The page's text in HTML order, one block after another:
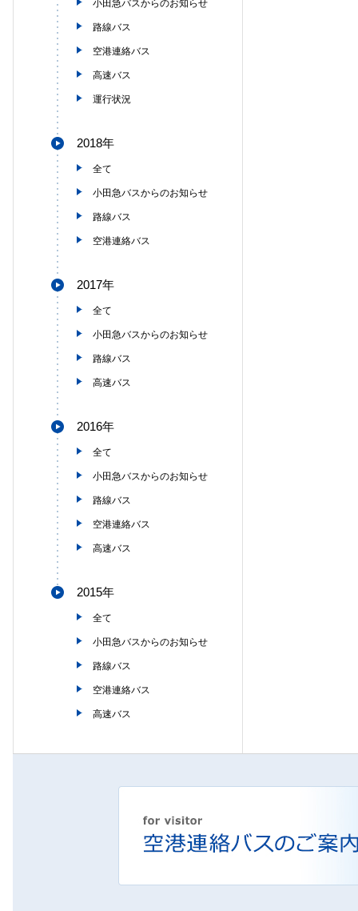
小田急バスからのお知らせ
路線バス
空港連絡バス
高速バス
運行状況
2018年
全て
小田急バスからのお知らせ
路線バス
空港連絡バス
2017年
全て
小田急バスからのお知らせ
路線バス
高速バス
2016年
全て
小田急バスからのお知らせ
路線バス
空港連絡バス
高速バス
2015年
全て
小田急バスからのお知らせ
路線バス
空港連絡バス
高速バス